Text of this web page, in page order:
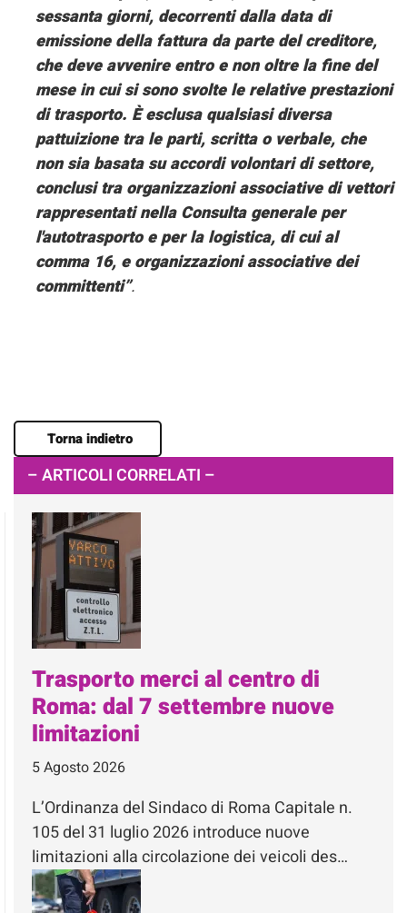
sessanta giorni, decorrenti dalla data di
emissione della fattura da parte del creditore,
che deve avvenire entro e non oltre la fine del
mese in cui si sono svolte le relative prestazioni
di trasporto. È esclusa qualsiasi diversa
pattuizione tra le parti, scritta o verbale, che
non sia basata su accordi volontari di settore,
conclusi tra organizzazioni associative di vettori
rappresentati nella Consulta generale per
l'autotrasporto e per la logistica, di cui al
comma 16, e organizzazioni associative dei
committenti”.
Torna indietro
– ARTICOLI CORRELATI –
Trasporto merci al centro di
Roma: dal 7 settembre nuove
limitazioni
5 Agosto 2026
L’Ordinanza del Sindaco di Roma Capitale n.
105 del 31 luglio 2026 introduce nuove
limitazioni alla circolazione dei veicoli des…